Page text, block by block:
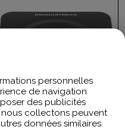
personnelles
de navigation
des publicités
collectons peuvent
données similaires.